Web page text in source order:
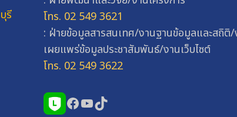
รี
โทร. 02 549 3621
: ฝ่ายข้อมูลสารสนเทศ/งานฐานข้อมูลและสถิติ/
เผยแพร่ข้อมูลประชาสัมพันธ์/งานเว็บไซต์
โทร. 02 549 3622
Facebook
YouTube
TikTok